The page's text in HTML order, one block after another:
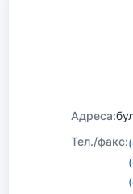
Адреса:
Тел./факс: